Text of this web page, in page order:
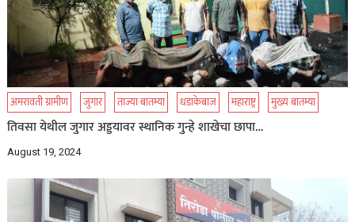
अमरावती ग्रामीण जुगार ताज्या बातम्या धडाकेबाज महाराष्ट्र मुख्य बातम्या
तिवसा येथील जुगार अड्डयावर स्थानिक गुन्हे शाखेचा छापा…
August 19, 2024